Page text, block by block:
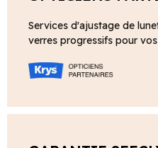
Services d'ajustage de
verres progressifs pour